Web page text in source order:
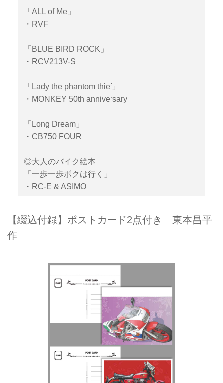
「ALL of Me」
・RVF
「BLUE BIRD ROCK」
・RCV213V-S
「Lady the phantom thief」
・MONKEY 50th anniversary
「Long Dream」
・CB750 FOUR
◎大人のバイク絵本
「一歩一歩ボクは行く」
・RC-E & ASIMO
【綴込付録】ポストカード2点付き 東本昌平
作